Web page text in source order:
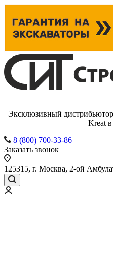
Эксклюзивный
Kreat
8 (800) 700-33-86
Заказать звонок
125315, г. Москва, 2-ой